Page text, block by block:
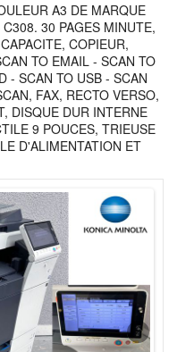
A3 DE MARQUE
30 PAGES MINUTE,
COPIEUR,
TO EMAIL - SCAN TO
- SCAN TO USB - SCAN
FAX, RECTO VERSO,
DISQUE DUR INTERNE
9 POUCES, TRIEUSE
D'ALIMENTATION ET